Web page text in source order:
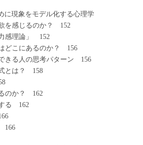
現象をモデル化する心理学
を感じるのか？ 152
感理論」 152
こにあるのか？ 156
る人の思考パターン 156
とは？ 158
のか？ 162
る 162
166